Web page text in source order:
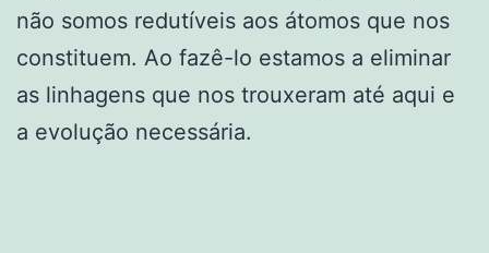
não somos redutíveis aos átomos que nos
constituem. Ao fazê-lo estamos a eliminar
as linhagens que nos trouxeram até aqui e
a evolução necessária.